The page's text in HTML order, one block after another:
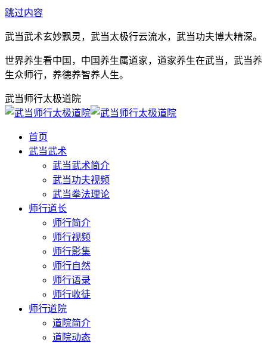
跳过内容
武当武术玄妙飘灵，武当太极行云流水，武当功夫博大精深。
世界养生看中国，中国养生属道家，道家养生在武当，武当养
生众师行，养德养智养人生。
武当师行太极道院
首页
武当武术
武当武术简介
武当功夫视频
武当拳法理论
师行道长
师行简介
师行视频
师行影集
师行自然
师行语录
师行收徒
师行道院
道院简介
道院动态